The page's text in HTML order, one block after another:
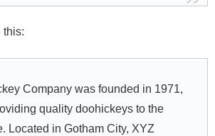
Company was founded in 1971,
quality doohickeys to the
Located in Gotham City, XYZ